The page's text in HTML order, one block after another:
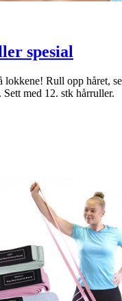
spesial
lokkene! Rull opp håret,
Sett med 12. stk hårruller.